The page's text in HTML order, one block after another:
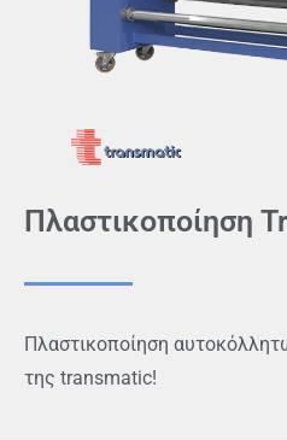
Πλαστικοποίηση
Πλαστικοποίηση
της transmatic!